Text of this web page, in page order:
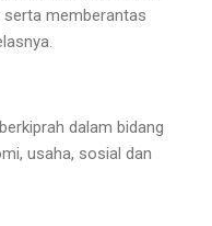
serta memberantas
dalam bidang
usaha, sosial dan